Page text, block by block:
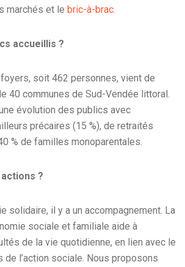
marchés et le bric-à-brac.
accueillis ?
soit 462 personnes, vient de
40 communes de Sud-Vendée littoral.
évolution des publics avec
précaires (15 %), de retraités
% de familles monoparentales.
?
solidaire, il y a un accompagnement. La
sociale et familiale aide à
de la vie quotidienne, en lien avec le
de l’action sociale. Nous proposons